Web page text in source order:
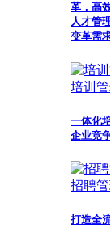
革，高
人才管
变革需求
培训
一体化
企业竞
招聘
打造全